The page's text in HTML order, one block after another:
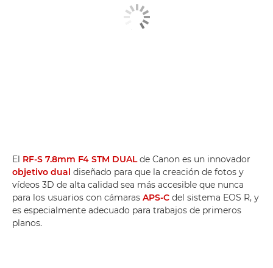
El RF-S 7.8mm F4 STM DUALde Canon es un innovador
objetivo dual diseñado para que la creación de fotos y
vídeos 3D de alta calidad sea más accesible que nunca
para los usuarios con cámaras APS-C del sistema EOS R, y
es especialmente adecuado para trabajos de primeros
planos.